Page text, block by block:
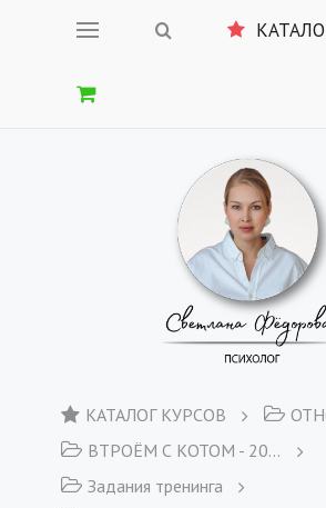
КАТАЛОГ КУРСОВ
ВТРОЁМ С КОТОМ - 2020
Задания тренинга